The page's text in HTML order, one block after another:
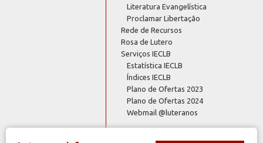
Literatura Evangelística
Proclamar Libertação
Rede de Recursos
Rosa de Lutero
Serviços IECLB
Estatística IECLB
Índices IECLB
Plano de Ofertas 2023
Plano de Ofertas 2024
Webmail @luteranos